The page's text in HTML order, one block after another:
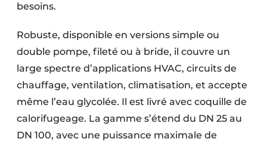
besoins.
Robuste, disponible en versions simple ou
double pompe, fileté ou à bride, il couvre un
large spectre d’applications HVAC, circuits de
chauffage, ventilation, climatisation, et accepte
même l’eau glycolée. Il est livré avec coquille de
calorifugeage. La gamme s’étend du DN 25 au
DN 100, avec une puissance maximale de